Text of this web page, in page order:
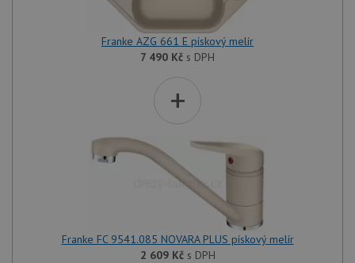
Franke AZG 661 E pískový melír
7 490 Kč s DPH
+
Franke FC 9541.085 NOVARA PLUS pískový melír
2 609 Kčs DPH